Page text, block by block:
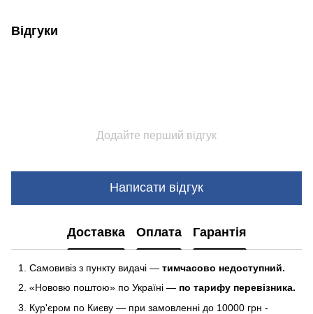
Відгуки
Додайте перший відгук
Написати відгук
Доставка Оплата Гарантія
Самовивіз з пункту видачі — тимчасово недоступний.
«Нововю поштою» по Україні — по тарифу перевізника.
Кур'єром по Києву — при замовленні до 10000 грн -